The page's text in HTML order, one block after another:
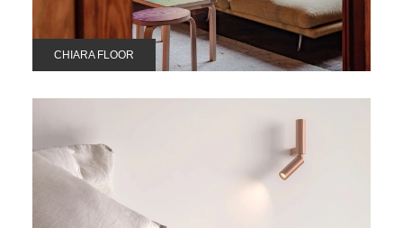
CHIARA FLOOR